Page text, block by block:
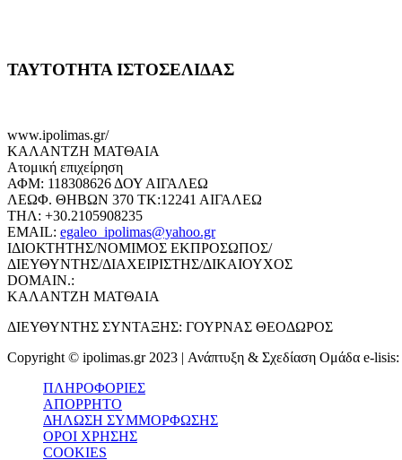
ΤΑΥΤΟΤΗΤΑ ΙΣΤΟΣΕΛΙΔΑΣ
www.ipolimas.gr/
ΚΑΛΑΝΤΖΗ ΜΑΤΘΑΙΑ
Ατομική επιχείρηση
ΑΦΜ: 118308626 ΔΟΥ ΑΙΓΑΛΕΩ
ΛΕΩΦ. ΘΗΒΩΝ 370 ΤΚ:12241 ΑΙΓΑΛΕΩ
ΤΗΛ: +30.2105908235
EMAIL: egaleo_ipolimas@yahoo.gr
ΙΔΙΟΚΤΗΤΗΣ/ΝΟΜΙΜΟΣ ΕΚΠΡΟΣΩΠΟΣ/
ΔΙΕΥΘΥΝΤΗΣ/ΔΙΑΧΕΙΡΙΣΤΗΣ/ΔΙΚΑΙΟΥΧΟΣ
DOMAIN.:
ΚΑΛΑΝΤΖΗ ΜΑΤΘΑΙΑ
ΔΙΕΥΘΥΝΤΗΣ ΣΥΝΤΑΞΗΣ: ΓΟΥΡΝΑΣ ΘΕΟΔΩΡΟΣ
Copyright © ipolimas.gr 2023 | Ανάπτυξη & Σχεδίαση Ομάδα e-lisis:
ΠΛΗΡΟΦΟΡΙΕΣ
ΑΠΟΡΡΗΤΟ
ΔΗΛΩΣΗ ΣΥΜΜΟΡΦΩΣΗΣ
ΟΡΟΙ ΧΡΗΣΗΣ
COOKIES